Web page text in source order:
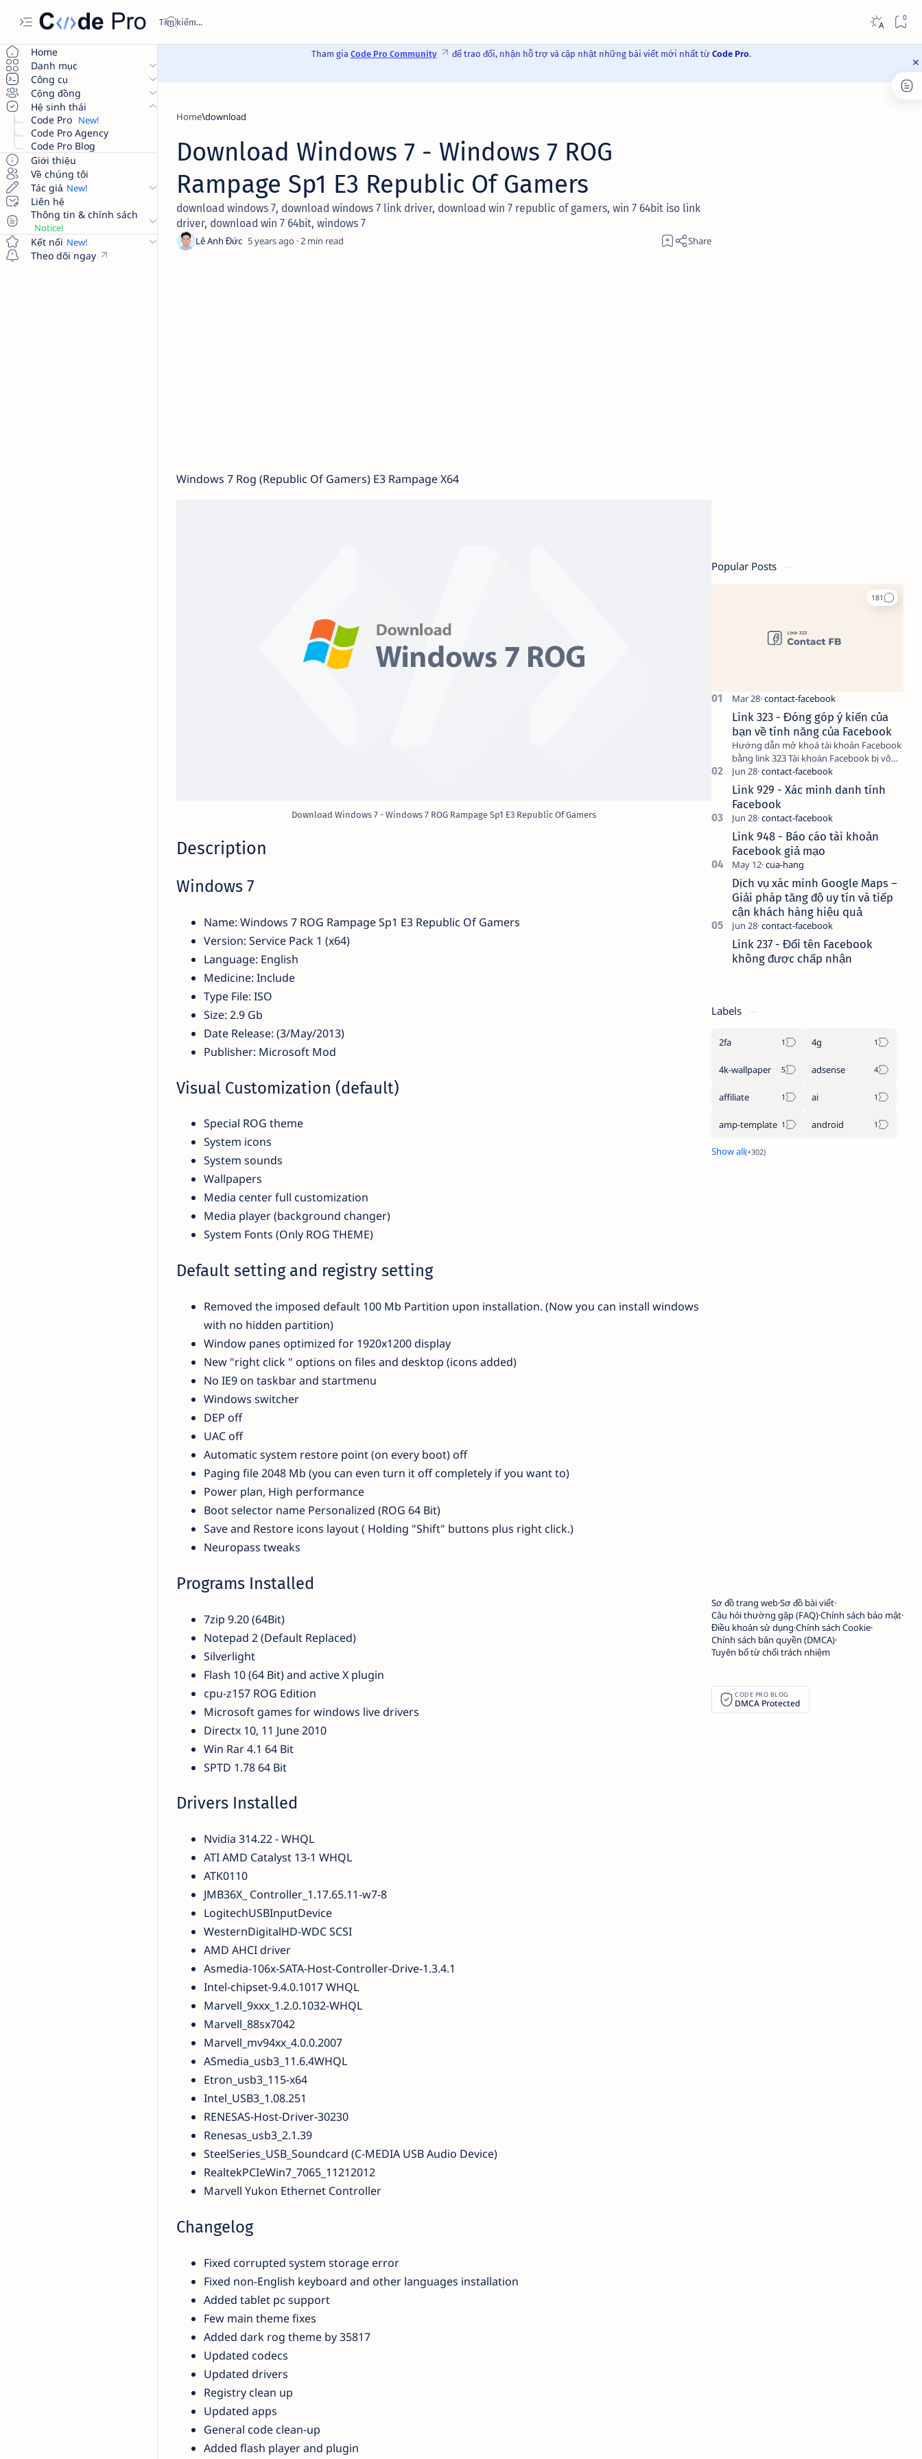
Home
Danh mục
Công cụ
Cộng đồng
Hệ sinh thái
Code Pro
Code Pro Agency
Code Pro Blog
Giới thiệu
Về chúng tôi
Tác giả
Liên hệ
Thông tin & chính sách
Kết nối
Theo dõi ngay
Tham gia Code Pro Community để trao đổi, nhận hỗ trợ và cập nhật những bài viết mới nhất từ Code Pro.
Home download
Download Windows 7 - Windows 7 ROG
Rampage Sp1 E3 Republic Of Gamers
download windows 7, download windows 7 link driver, download win 7 republic of gamers, win 7 64bit iso link
driver, download win 7 64bit, windows 7
5 years ago 2
Windows 7 Rog (Republic Of Gamers) E3 Rampage X64
Download Windows 7 - Windows 7 ROG Rampage Sp1 E3 Republic Of Gamers
Description
Windows 7
Name: Windows 7 ROG Rampage Sp1 E3 Republic Of Gamers
Version: Service Pack 1 (x64)
Language: English
Medicine: Include
Type File: ISO
Size: 2.9 Gb
Date Release: (3/May/2013)
Publisher: Microsoft Mod
Visual Customization (default)
Special ROG theme
System icons
System sounds
Wallpapers
Media center full customization
Media player (background changer)
System Fonts (Only ROG THEME)
Default setting and registry setting
Removed the imposed default 100 Mb Partition upon installation. (Now you can install windows
with no hidden partition)
Window panes optimized for 1920x1200 display
New "right click " options on files and desktop (icons added)
No IE9 on taskbar and startmenu
Windows switcher
DEP off
UAC off
Automatic system restore point (on every boot) off
Paging file 2048 Mb (you can even turn it off completely if you want to)
Power plan, High performance
Boot selector name Personalized (ROG 64 Bit)
Save and Restore icons layout ( Holding "Shift" buttons plus right click.)
Neuropass tweaks
Programs Installed
7zip 9.20 (64Bit)
Notepad 2 (Default Replaced)
Silverlight
Flash 10 (64 Bit) and active X plugin
cpu-z157 ROG Edition
Microsoft games for windows live drivers
Directx 10, 11 June 2010
Win Rar 4.1 64 Bit
SPTD 1.78 64 Bit
Drivers Installed
Nvidia 314.22 - WHQL
ATI AMD Catalyst 13-1 WHQL
ATK0110
JMB36X_ Controller_1.17.65.11-w7-8
LogitechUSBInputDevice
WesternDigitalHD-WDC SCSI
AMD AHCI driver
Asmedia-106x-SATA-Host-Controller-Drive-1.3.4.1
Intel-chipset-9.4.0.1017 WHQL
Marvell_9xxx_1.2.0.1032-WHQL
Marvell_88sx7042
Marvell_mv94xx_4.0.0.2007
ASmedia_usb3_11.6.4WHQL
Etron_usb3_115-x64
Intel_USB3_1.08.251
RENESAS-Host-Driver-30230
Renesas_usb3_2.1.39
SteelSeries_USB_Soundcard (C-MEDIA USB Audio Device)
RealtekPCIeWin7_7065_11212012
Marvell Yukon Ethernet Controller
Changelog
Fixed corrupted system storage error
Fixed non-English keyboard and other languages installation
Added tablet pc support
Few main theme fixes
Added dark rog theme by 35817
Updated codecs
Updated drivers
Registry clean up
Updated apps
General code clean-up
Added flash player and plugin
Popular Posts
Link 323 - Đóng góp ý kiến của
bạn về tính năng của Facebook
Hướng dẫn mở khoá tài khoản Facebook
bằng link 323 Tài khoản Facebook bị vô
hiệu hóa có thể do nhiều nguyên nhân,
do bạn đăng bài hay thực hiện…
Link 929 - Xác minh danh tính
Facebook
Link 948 - Báo cáo tài khoản
Facebook giả mạo
Dịch vụ xác minh Google Maps –
Giải pháp tăng độ uy tín và tiếp
cận khách hàng hiệu quả
Link 237 - Đổi tên Facebook
không được chấp nhận
Labels
2fa 4g
4k-wallpaper adsense
affiliate ai
amp-template android
Sơ đồ trang webSơ đồ bài viết
Câu hỏi thường gặp (FAQ)Chính sách bảo mật
Điều khoản sử dụng Chính sách Cookie
Chính sách bản quyền (DMCA)
Tuyên bố từ chối trách nhiệm
CODE PRO BLOG
DMCA Protected